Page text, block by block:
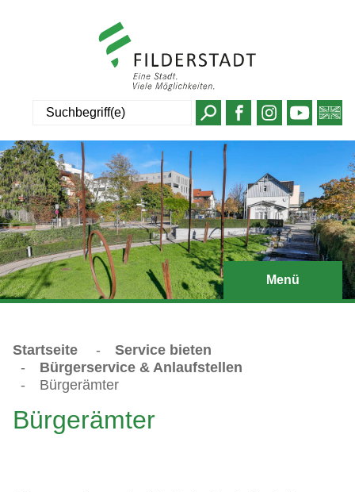
Menü
Startseite -
Service bieten
-
Bürgerservice & Anlaufstellen
-
Bürgerämter
Bürgerämter